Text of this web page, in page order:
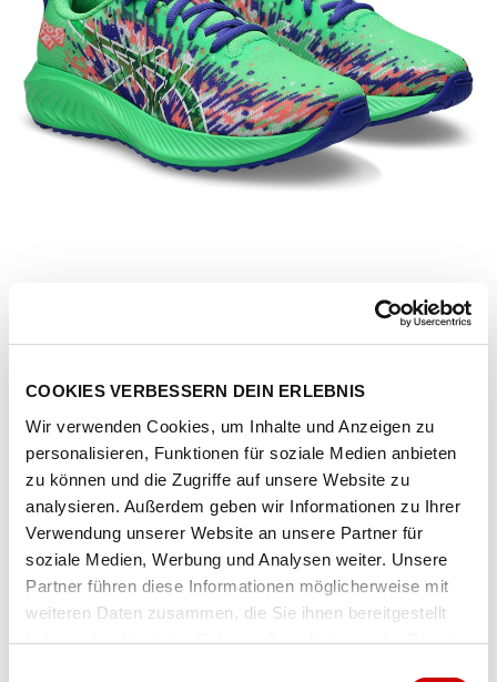
COOKIES VERBESSERN DEIN ERLEBNIS
Wir verwenden Cookies, um Inhalte und Anzeigen zu
personalisieren, Funktionen für soziale Medien anbieten
zu können und die Zugriffe auf unsere Website zu
analysieren. Außerdem geben wir Informationen zu Ihrer
Verwendung unserer Website an unsere Partner für
soziale Medien, Werbung und Analysen weiter. Unsere
Partner führen diese Informationen möglicherweise mit
weiteren Daten zusammen, die Sie ihnen bereitgestellt
haben oder die sie im Rahmen Ihrer Nutzung der Dienste
Artikel-Nr.1014A346-301-vital-green-white
Farbe vital green/white